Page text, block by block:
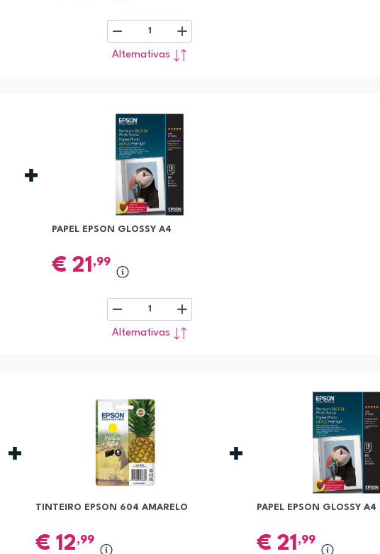
1
Alternativas
PAPEL EPSON GLOSSY A4
€ 21,99
1
Alternativas
TINTEIRO EPSON 604 AMARELO
€ 12,99
PAPEL EPSON GLOSSY A4
€ 21,99